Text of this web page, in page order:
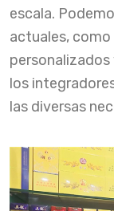
escala.
actuales, como
los
las diversas